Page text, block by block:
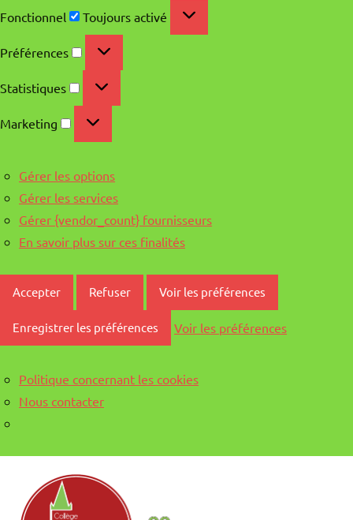
Fonctionnel
Fonctionnel
Toujours activé
Préférences Préférences
Statistiques Statistiques
Marketing Marketing
Gérer les options
Gérer les services
Gérer {vendor_count} fournisseurs
En savoir plus sur ces finalités
Accepter Refuser Voir les préférences
Enregistrer les préférences Voir les préférences
Politique concernant les cookies
Nous contacter
contenu